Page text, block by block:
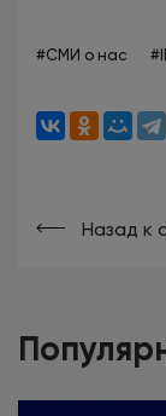
#СМИ о нас
Назад к